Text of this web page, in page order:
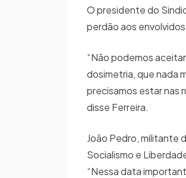
O presidente do
perdão aos
“Não podemos
dosimetria, que nada
precisamos estar nas
disse Ferreira.
João Pedro, militante
Socialismo e
“Nessa data